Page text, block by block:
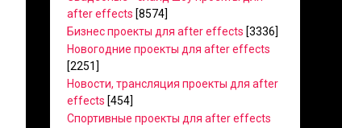
after effects [8574]
Бизнес проекты для after effects [3336]
Новогодние проекты для after effects
[2251]
Новости, трансляция проекты для after
effects [454]
Спортивные проекты для after effects